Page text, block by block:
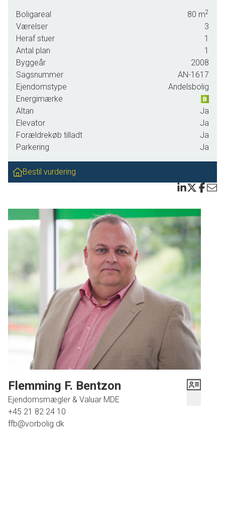
i 2008, er denne lejlighed det perfekte hjem for dig, der
søger både stil og funktionalitet. Lejligheden byder på to
rummelige værelser, herunder et stort soveværelse med
plads til både dobbeltseng og garderobeskabe.
Den lyse opholdsstue er hjertet af hjemmet og giver rig
mulighed for at indrette sig med hyggelige møbler og
personlige detaljer. Herfra har du direkte adgang til den
dejlige syd-vest vendte altan, hvor du kan nyde vandkigget
samt de smukke solnedgange. Det ekstra værelse kan
bruges som børneværelse, kontor eller gæsteværelse –
mulighederne er mange.
Køkkenet er lyst og indbydende med moderne faciliteter,
der gør madlavningen til en fornøjelse. Badeværelset er
nydeligt indrettet med brusebad og flotte materialer. Hele
gennemgående i alle rum.
Ejendommen tilbyder desuden elevatoradgang samt et
godt udhus til opbevaring af cykler eller andet grej.
Beliggende i det sydlige Vordingborg har du kort afstand til
dagligvarebutikker, bibliotek samt gode offentlige
transportmuligheder som busforbindelser lige ved hånden.
Denne bolig er ideel for dem, der ønsker at bo tæt på
naturen uden at gå på kompromis med byens
bekvemmeligheder.
Boligareal 80 m2
Værelser
3
Heraf stuer
1
Antal plan
1
Byggeår
2008
Sagsnummer
AN-1617
Ejendomstype
Andelsbolig
Energimærke
Altan
Ja
Elevator
Ja
Forældrekøb tilladt
Ja
Parkering
Ja
Bestil vurdering
Flemming F. Bentzon
Ejendomsmægler & Valuar MDE
+45 21 82 24 10
ffb@vorbolig.dk